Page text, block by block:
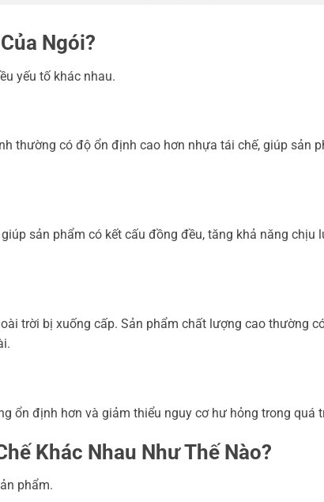
Ngói?
yếu tố khác nhau.
thường có độ ổn định cao hơn nhựa tái chế, giúp sản
sản phẩm có kết cấu đồng đều, tăng khả năng chịu
trời bị xuống cấp. Sản phẩm chất lượng cao thường
ổn định hơn và giảm thiểu nguy cơ hư hỏng trong quá
Khác Nhau Như Thế Nào?
phẩm.